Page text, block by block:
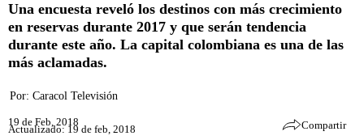
Una encuesta reveló los destinos con más crecimiento
en reservas durante 2017 y que serán tendencia
durante este año. La capital colombiana es una de las
más aclamadas.
Por: Caracol Televisión
19 de Feb, 2018
Actualizado: 19 de feb, 2018 Compartir